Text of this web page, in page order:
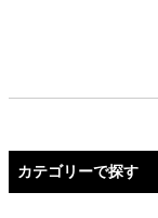
カテゴリーで探す